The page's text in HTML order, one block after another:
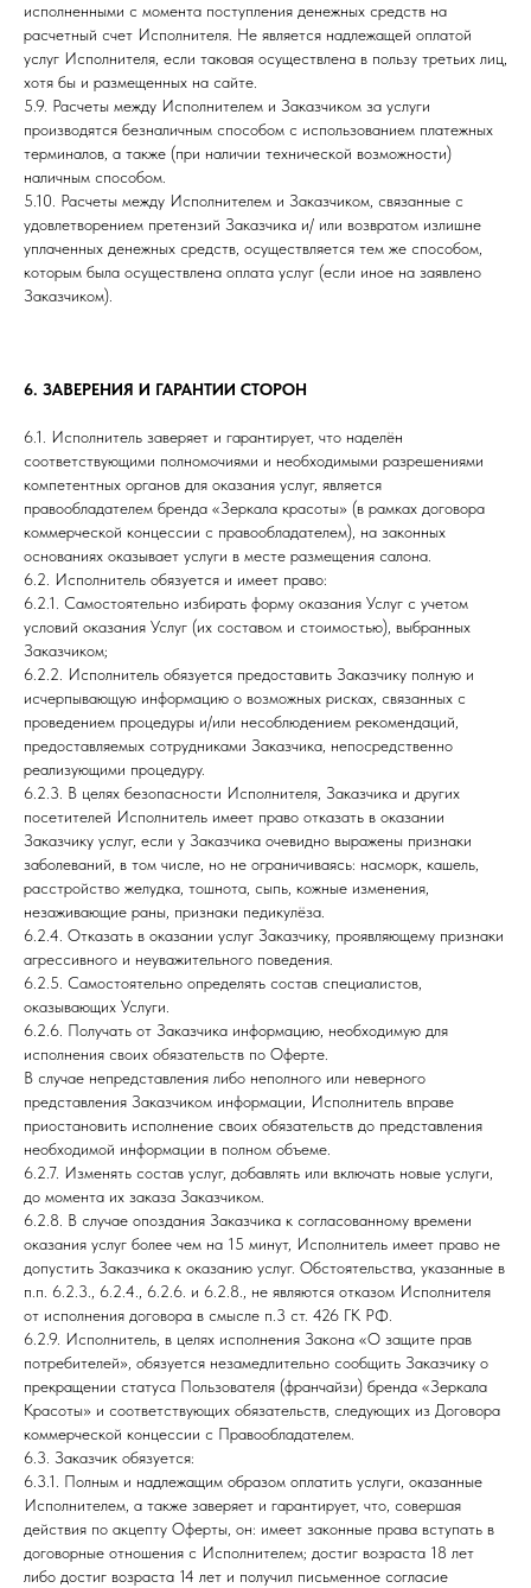
исполненными с момента поступления денежных средств на
расчетный счет Исполнителя. Не является надлежащей оплатой
услуг Исполнителя, если таковая осуществлена в пользу третьих лиц,
хотя бы и размещенных на сайте.
5.9. Расчеты между Исполнителем и Заказчиком за услуги
производятся безналичным способом с использованием платежных
терминалов, а также (при наличии технической возможности)
наличным способом.
5.10. Расчеты между Исполнителем и Заказчиком, связанные с
удовлетворением претензий Заказчика и/ или возвратом излишне
уплаченных денежных средств, осуществляется тем же способом,
которым была осуществлена оплата услуг (если иное на заявлено
Заказчиком).
6. ЗАВЕРЕНИЯ И ГАРАНТИИ СТОРОН
6.1. Исполнитель заверяет и гарантирует, что наделён
соответствующими полномочиями и необходимыми разрешениями
компетентных органов для оказания услуг, является
правообладателем бренда «Зеркала красоты» (в рамках договора
коммерческой концессии с правообладателем), на законных
основаниях оказывает услуги в месте размещения салона.
6.2. Исполнитель обязуется и имеет право:
6.2.1. Самостоятельно избирать форму оказания Услуг с учетом
условий оказания Услуг (их составом и стоимостью), выбранных
Заказчиком;
6.2.2. Исполнитель обязуется предоставить Заказчику полную и
исчерпывающую информацию о возможных рисках, связанных с
проведением процедуры и/или несоблюдением рекомендаций,
предоставляемых сотрудниками Заказчика, непосредственно
реализующими процедуру.
6.2.3. В целях безопасности Исполнителя, Заказчика и других
посетителей Исполнитель имеет право отказать в оказании
Заказчику услуг, если у Заказчика очевидно выражены признаки
заболеваний, в том числе, но не ограничиваясь: насморк, кашель,
расстройство желудка, тошнота, сыпь, кожные изменения,
незаживающие раны, признаки педикулёза.
6.2.4. Отказать в оказании услуг Заказчику, проявляющему признаки
агрессивного и неуважительного поведения.
6.2.5. Самостоятельно определять состав специалистов,
оказывающих Услуги.
6.2.6. Получать от Заказчика информацию, необходимую для
исполнения своих обязательств по Оферте.
В случае непредставления либо неполного или неверного
представления Заказчиком информации, Исполнитель вправе
приостановить исполнение своих обязательств до представления
необходимой информации в полном объеме.
6.2.7. Изменять состав услуг, добавлять или включать новые услуги,
до момента их заказа Заказчиком.
6.2.8. В случае опоздания Заказчика к согласованному времени
оказания услуг более чем на 15 минут, Исполнитель имеет право не
допустить Заказчика к оказанию услуг. Обстоятельства, указанные в
п.п. 6.2.3., 6.2.4., 6.2.6. и 6.2.8., не являются отказом Исполнителя
от исполнения договора в смысле п.3 ст. 426 ГК РФ.
6.2.9. Исполнитель, в целях исполнения Закона «О защите прав
потребителей», обязуется незамедлительно сообщить Заказчику о
прекращении статуса Пользователя (франчайзи) бренда «Зеркала
Красоты» и соответствующих обязательств, следующих из Договора
коммерческой концессии с Правообладателем.
6.3. Заказчик обязуется:
6.3.1. Полным и надлежащим образом оплатить услуги, оказанные
Исполнителем, а также заверяет и гарантирует, что, совершая
действия по акцепту Оферты, он: имеет законные права вступать в
договорные отношения с Исполнителем; достиг возраста 18 лет
либо достиг возраста 14 лет и получил письменное согласие